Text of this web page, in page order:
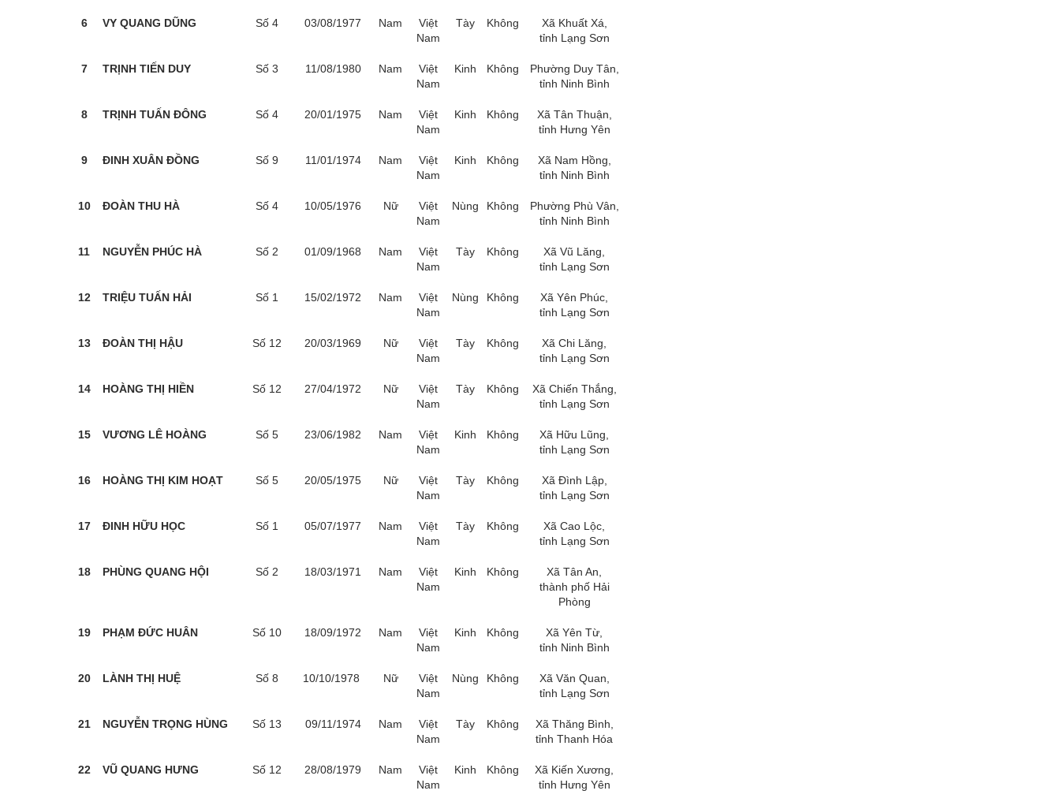
6 VY QUANG DŨNG Số 4 03/08/1977 Nam
Việt
Nam
Tày Không
Xã Khuất Xá,
tỉnh Lạng Sơn
7 TRỊNH TIẾN DUY Số 3 11/08/1980 Nam
Việt
Nam
Kinh Không
Phường Duy Tân,
tỉnh Ninh Bình
8 TRỊNH TUẤN ĐÔNG Số 4 20/01/1975 Nam
Việt
Nam
Kinh Không
Xã Tân Thuận,
tỉnh Hưng Yên
9 ĐINH XUÂN ĐỒNG Số 9 11/01/1974 Nam
Việt
Nam
Kinh Không
Xã Nam Hồng,
tỉnh Ninh Bình
10 ĐOÀN THU HÀ Số 4 10/05/1976 Nữ
Việt
Nam
Nùng Không
Phường Phù Vân,
tỉnh Ninh Bình
11 NGUYỄN PHÚC HÀ Số 2 01/09/1968 Nam
Việt
Nam
Tày Không
Xã Vũ Lăng,
tỉnh Lạng Sơn
12 TRIỆU TUẤN HẢI Số 1 15/02/1972 Nam
Việt
Nam
Nùng Không
Xã Yên Phúc,
tỉnh Lạng Sơn
13 ĐOÀN THỊ HẬU Số 12 20/03/1969 Nữ
Việt
Nam
Tày Không
Xã Chi Lăng,
tỉnh Lạng Sơn
14 HOÀNG THỊ HIỀN Số 12 27/04/1972 Nữ
Việt
Nam
Tày Không
Xã Chiến Thắng,
tỉnh Lạng Sơn
15 VƯƠNG LÊ HOÀNG Số 5 23/06/1982 Nam
Việt
Nam
Kinh Không
Xã Hữu Lũng,
tỉnh Lạng Sơn
16 HOÀNG THỊ KIM HOẠT Số 5 20/05/1975 Nữ
Việt
Nam
Tày Không
Xã Đình Lập,
tỉnh Lạng Sơn
17 ĐINH HỮU HỌC Số 1 05/07/1977 Nam
Việt
Nam
Tày Không
Xã Cao Lộc,
tỉnh Lạng Sơn
18 PHÙNG QUANG HỘI Số 2 18/03/1971 Nam
Việt
Nam
Kinh Không
Xã Tân An,
thành phố Hải
Phòng
19 PHẠM ĐỨC HUÂN Số 10 18/09/1972 Nam
Việt
Nam
Kinh Không
Xã Yên Từ,
tỉnh Ninh Bình
20 LÀNH THỊ HUỆ Số 8 10/10/1978 Nữ
Việt
Nam
Nùng Không
Xã Văn Quan,
tỉnh Lạng Sơn
21 NGUYỄN TRỌNG HÙNG Số 13 09/11/1974 Nam
Việt
Nam
Tày Không
Xã Thăng Bình,
tỉnh Thanh Hóa
22 VŨ QUANG HƯNG Số 12 28/08/1979 Nam
Việt
Nam
Kinh Không
Xã Kiến Xương,
tỉnh Hưng Yên